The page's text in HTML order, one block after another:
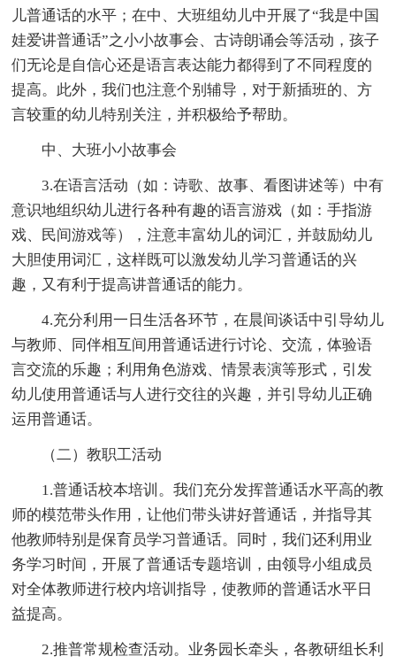
儿普通话的水平；在中、大班组幼儿中开展了“我是中国
娃爱讲普通话”之小小故事会、古诗朗诵会等活动，孩子
们无论是自信心还是语言表达能力都得到了不同程度的
提高。此外，我们也注意个别辅导，对于新插班的、方
言较重的幼儿特别关注，并积极给予帮助。
中、大班小小故事会
3.在语言活动（如：诗歌、故事、看图讲述等）中有
意识地组织幼儿进行各种有趣的语言游戏（如：手指游
戏、民间游戏等），注意丰富幼儿的词汇，并鼓励幼儿
大胆使用词汇，这样既可以激发幼儿学习普通话的兴
趣，又有利于提高讲普通话的能力。
4.充分利用一日生活各环节，在晨间谈话中引导幼儿
与教师、同伴相互间用普通话进行讨论、交流，体验语
言交流的乐趣；利用角色游戏、情景表演等形式，引发
幼儿使用普通话与人进行交往的兴趣，并引导幼儿正确
运用普通话。
（二）教职工活动
1.普通话校本培训。我们充分发挥普通话水平高的教
师的模范带头作用，让他们带头讲好普通话，并指导其
他教师特别是保育员学习普通话。同时，我们还利用业
务学习时间，开展了普通话专题培训，由领导小组成员
对全体教师进行校内培训指导，使教师的普通话水平日
益提高。
2.推普常规检查活动。业务园长牵头，各教研组长利